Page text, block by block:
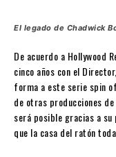
El legado de Chadwick
De acuerdo a Hollywood
cinco años con el
forma a este serie spin
de otras producciones
será posible gracias a
que la casa del ratón